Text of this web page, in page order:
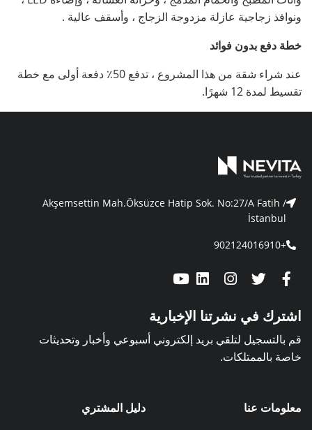
ونوافذ زجاجية عازلة مزدوجة الزجاج ، وأسقف عالية .
خطة دفع بدون فوائد
عند شراء شقة من هذا المشروع ، تدفع 50٪ دفعة أولى مع خطة
تقسيط لمدة 12 شهرًا.
Akşemsettin Mah.Öksüzce Hatip Sok. No:27/A Fatih /
İstanbul
+902124016910
اشترك في نشرتنا الإخبارية
قم بالتسجيل لتلقي بريد إلكتروني أسبوعي وأخبار وتحديثات
خاصة بالممتلكات.
معلومات عنا دليل المشتري